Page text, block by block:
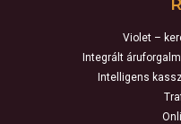
Violet –
Integrált
Intelligens